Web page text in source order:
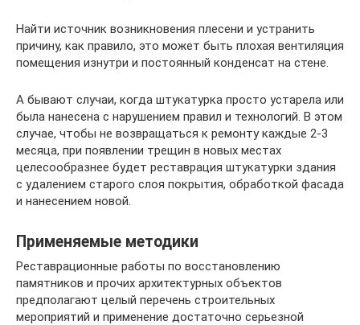
Найти источник возникновения плесени и устранить
причину, как правило, это может быть плохая вентиляция
помещения изнутри и постоянный конденсат на стене.
А бывают случаи, когда штукатурка просто устарела или
была нанесена с нарушением правил и технологий. В этом
случае, чтобы не возвращаться к ремонту каждые 2-3
месяца, при появлении трещин в новых местах
целесообразнее будет реставрация штукатурки здания
с удалением старого слоя покрытия, обработкой фасада
и нанесением новой.
Применяемые методики
Реставрационные работы по восстановлению
памятников и прочих архитектурных объектов
предполагают целый перечень строительных
мероприятий и применение достаточно серьезной